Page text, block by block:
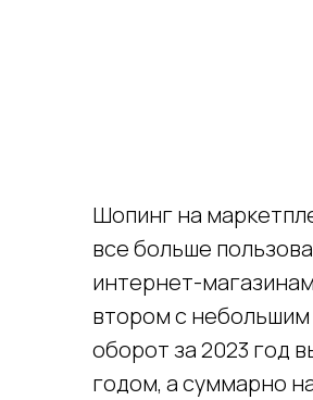
Шопинг на
все больше
интернет-
втором с небольшим
оборот за 2023 год
годом, а суммарно